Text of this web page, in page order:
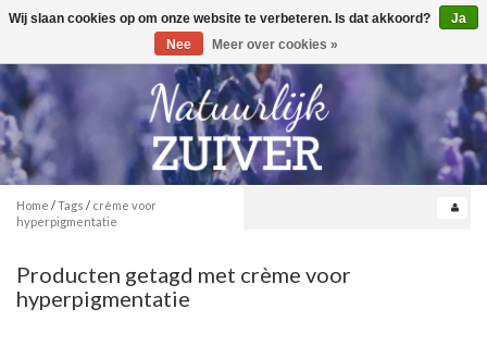
Toggle
0
Home /Tags / crème voor
hyperpigmentatie
Producten getagd met crème voor
hyperpigmentatie
Wij slaan cookies op om onze website te verbeteren. Is dat akkoord?
Ja
Nee
Meer over cookies »